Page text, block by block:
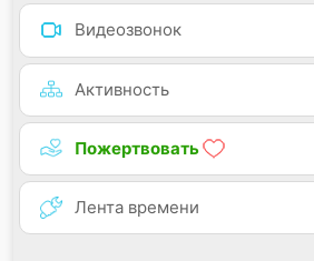
Видеозвонок
Активность
Пожертвовать
Лента времени